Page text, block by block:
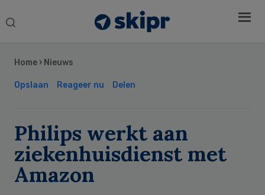
Search
Home › Nieuws
Opslaan Reageer nu Delen
Philips werkt aan
ziekenhuisdienst met
Amazon
Sidebar